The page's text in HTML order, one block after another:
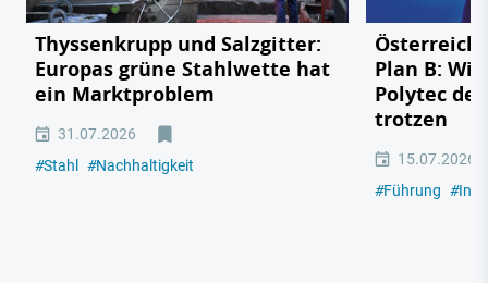
Thyssenkrupp und Salzgitter:
Europas grüne Stahlwette hat
ein Marktproblem
31.07.2026
#Stahl #Nachhaltigkeit
Plan B:
Polytec
trotzen
15.07.2026
#Führung #